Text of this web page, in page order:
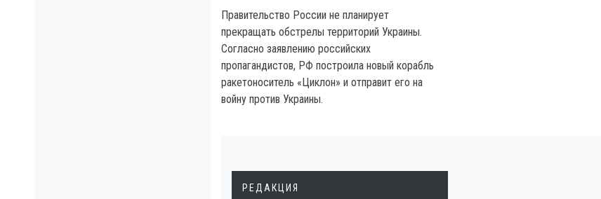
Правительство России не планирует
прекращать обстрелы территорий Украины.
Согласно заявлению российских
пропагандистов, РФ построила новый корабль
ракетоноситель «Циклон» и отправит его на
войну против Украины.
РЕДАКЦИЯ